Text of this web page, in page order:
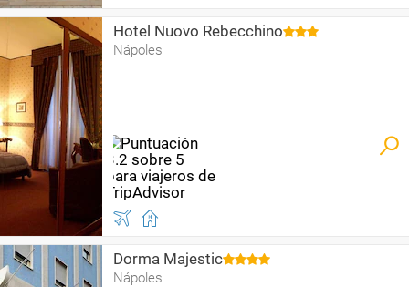
Hotel Nuovo Rebecchino
Nápoles
Dorma Majestic
Nápoles